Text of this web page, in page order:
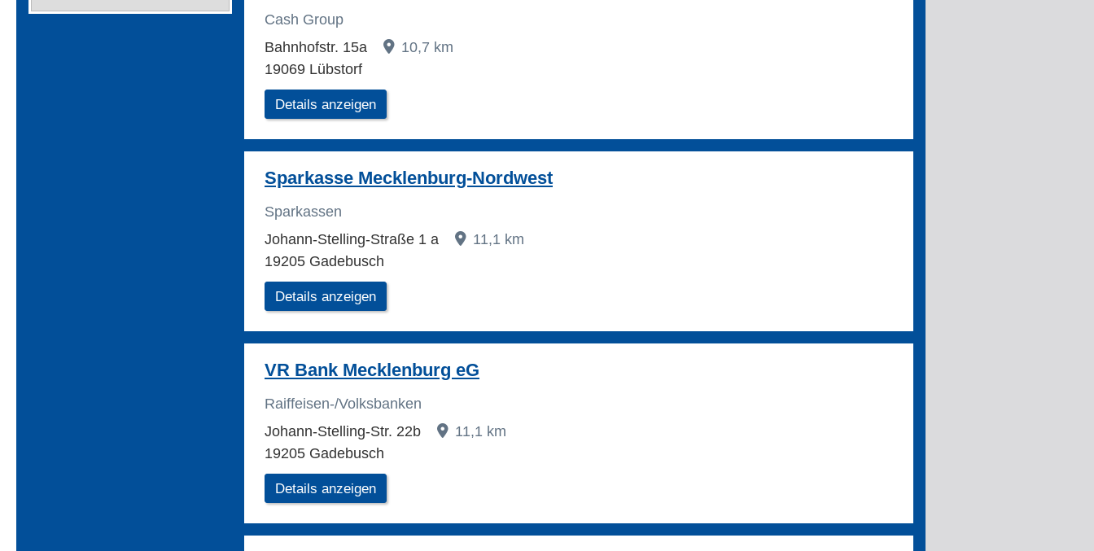
Cash Group
Bahnhofstr. 15a
10,7 km
19069 Lübstorf
Details anzeigen
Sparkasse Mecklenburg-Nordwest
Sparkassen
Johann-Stelling-Straße 1 a
11,1 km
19205 Gadebusch
Details anzeigen
VR Bank Mecklenburg eG
Raiffeisen-/Volksbanken
Johann-Stelling-Str. 22b
11,1 km
19205 Gadebusch
Details anzeigen